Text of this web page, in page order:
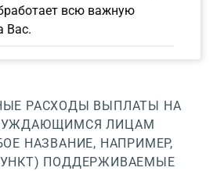
всю важную
Вас.
РАСХОДЫ ВЫПЛАТЫ НА
ЛИЦАМ
НАЗВАНИЕ, НАПРИМЕР,
ПОДДЕРЖИВАЕМЫЕ